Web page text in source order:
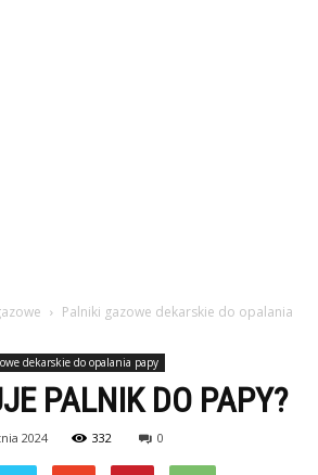
Palniki gazowe dekarskie do opalania
dekarskie do opalania papy
PALNIK DO PAPY?
2024 332 0